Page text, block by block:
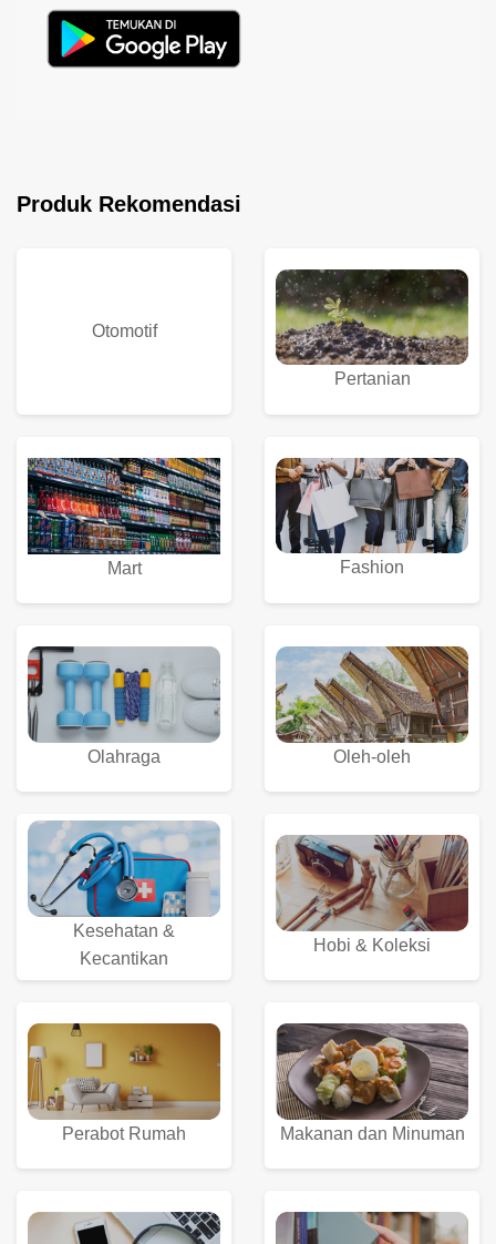
Produk Rekomendasi
Otomotif
Pertanian
Mart Fashion
Olahraga Oleh-oleh
Kesehatan &
Kecantikan
Hobi & Koleksi
Perabot Rumah Makanan dan Minuman